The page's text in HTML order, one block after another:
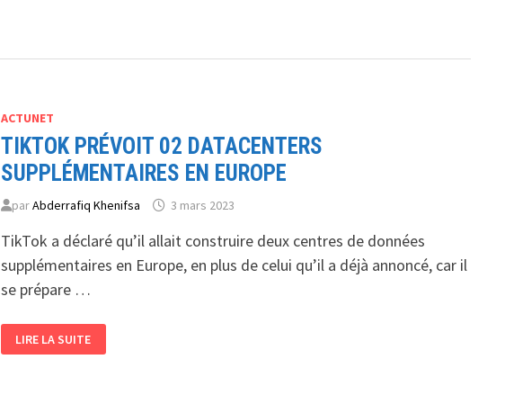
ACTUNET
TIKTOK PRÉVOIT 02 DATACENTERS
SUPPLÉMENTAIRES EN EUROPE
parAbderrafiq Khenifsa 3 mars 2023
TikTok a déclaré qu’il allait construire deux centres de données
supplémentaires en Europe, en plus de celui qu’il a déjà annoncé, car il
se prépare …
PRÉVOIT
02
LIRE LA SUITE